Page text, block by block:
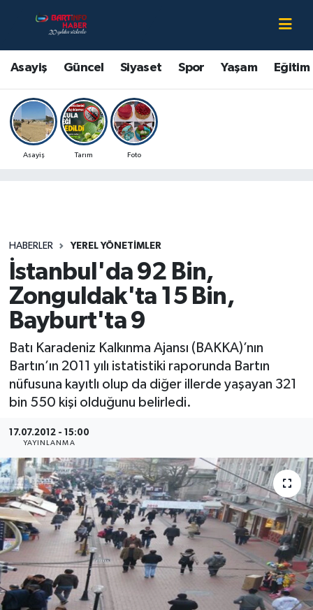
Asayiş Güncel Siyaset Spor Yaşam Eğitim
Asayiş Tarım Foto
HABERLER YEREL YÖNETIMLER
İstanbul'da 92 Bin,
Zonguldak'ta 15 Bin,
Bayburt'ta 9
Batı Karadeniz Kalkınma Ajansı (BAKKA)’nın
Bartın’ın 2011 yılı istatistiki raporunda Bartın
nüfusuna kayıtlı olup da diğer illerde yaşayan 321
bin 550 kişi olduğunu belirledi.
17.07.2012 - 15:00
YAYINLANMA
Asayiş
Bartın Hakkında
Çevre
Eğitim
Kültür-Sanat
Magazin
Sağlık
Sinema
Sivil Toplum
Siyaset
Spor
Turizm
Bartın Nöbetçi Eczaneler
Bartın Hava Durumu
Bartin Namaz Vakitleri
Bartın Trafik Yoğunluk Haritası
Son Dakika Haberleri
Haber Arşivi